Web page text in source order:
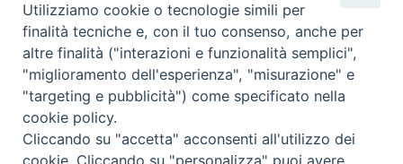
CURIA DIOCESANA
Via Episcopio, 15
89852 MILETO (VV)
Telefono: 0963.338 080
em@il:
curia@diocesimileto.it
ORARIO APERTURA
Mercoledì e Sabato
dalle 10.00 alle 12.30
Utilizziamo cookie o tecnologie simili per
finalità tecniche e, con il tuo consenso, anche per
altre finalità ("interazioni e funzionalità semplici",
"miglioramento dell'esperienza", "misurazione" e
"targeting e pubblicità") come specificato nella
cookie policy.
Cliccando su "accetta" acconsenti all'utilizzo dei